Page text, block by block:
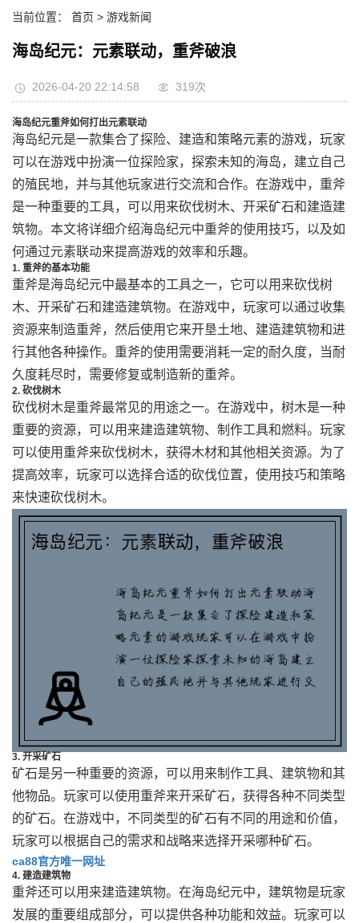
当前位置： 首页 > 游戏新闻
海岛纪元：元素联动，重斧破浪
2026-04-20 22:14:58 319次
海岛纪元重斧如何打出元素联动
海岛纪元是一款集合了探险、建造和策略元素的游戏，玩家
可以在游戏中扮演一位探险家，探索未知的海岛，建立自己
的殖民地，并与其他玩家进行交流和合作。在游戏中，重斧
是一种重要的工具，可以用来砍伐树木、开采矿石和建造建
筑物。本文将详细介绍海岛纪元中重斧的使用技巧，以及如
何通过元素联动来提高游戏的效率和乐趣。
1. 重斧的基本功能
重斧是海岛纪元中最基本的工具之一，它可以用来砍伐树
木、开采矿石和建造建筑物。在游戏中，玩家可以通过收集
资源来制造重斧，然后使用它来开垦土地、建造建筑物和进
行其他各种操作。重斧的使用需要消耗一定的耐久度，当耐
久度耗尽时，需要修复或制造新的重斧。
2. 砍伐树木
砍伐树木是重斧最常见的用途之一。在游戏中，树木是一种
重要的资源，可以用来建造建筑物、制作工具和燃料。玩家
可以使用重斧来砍伐树木，获得木材和其他相关资源。为了
提高效率，玩家可以选择合适的砍伐位置，使用技巧和策略
来快速砍伐树木。
3. 开采矿石
矿石是另一种重要的资源，可以用来制作工具、建筑物和其
他物品。玩家可以使用重斧来开采矿石，获得各种不同类型
的矿石。在游戏中，不同类型的矿石有不同的用途和价值，
玩家可以根据自己的需求和战略来选择开采哪种矿石。
ca88官方唯一网址
4. 建造建筑物
重斧还可以用来建造建筑物。在海岛纪元中，建筑物是玩家
发展的重要组成部分，可以提供各种功能和效益。玩家可以